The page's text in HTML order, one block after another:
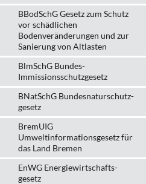
BBodSchG Gesetz zum Schutz
vor schädlichen
Bodenveränderungen und zur
Sanierung von Altlasten
BlmSchG Bundes-
Immissionsschutz­gesetz
BNatSchG Bundesnaturschutz-
gesetz
BremUIG
Umweltinformationsgesetz für
das Land Bremen
EnWG Energiewirtschafts-
gesetz